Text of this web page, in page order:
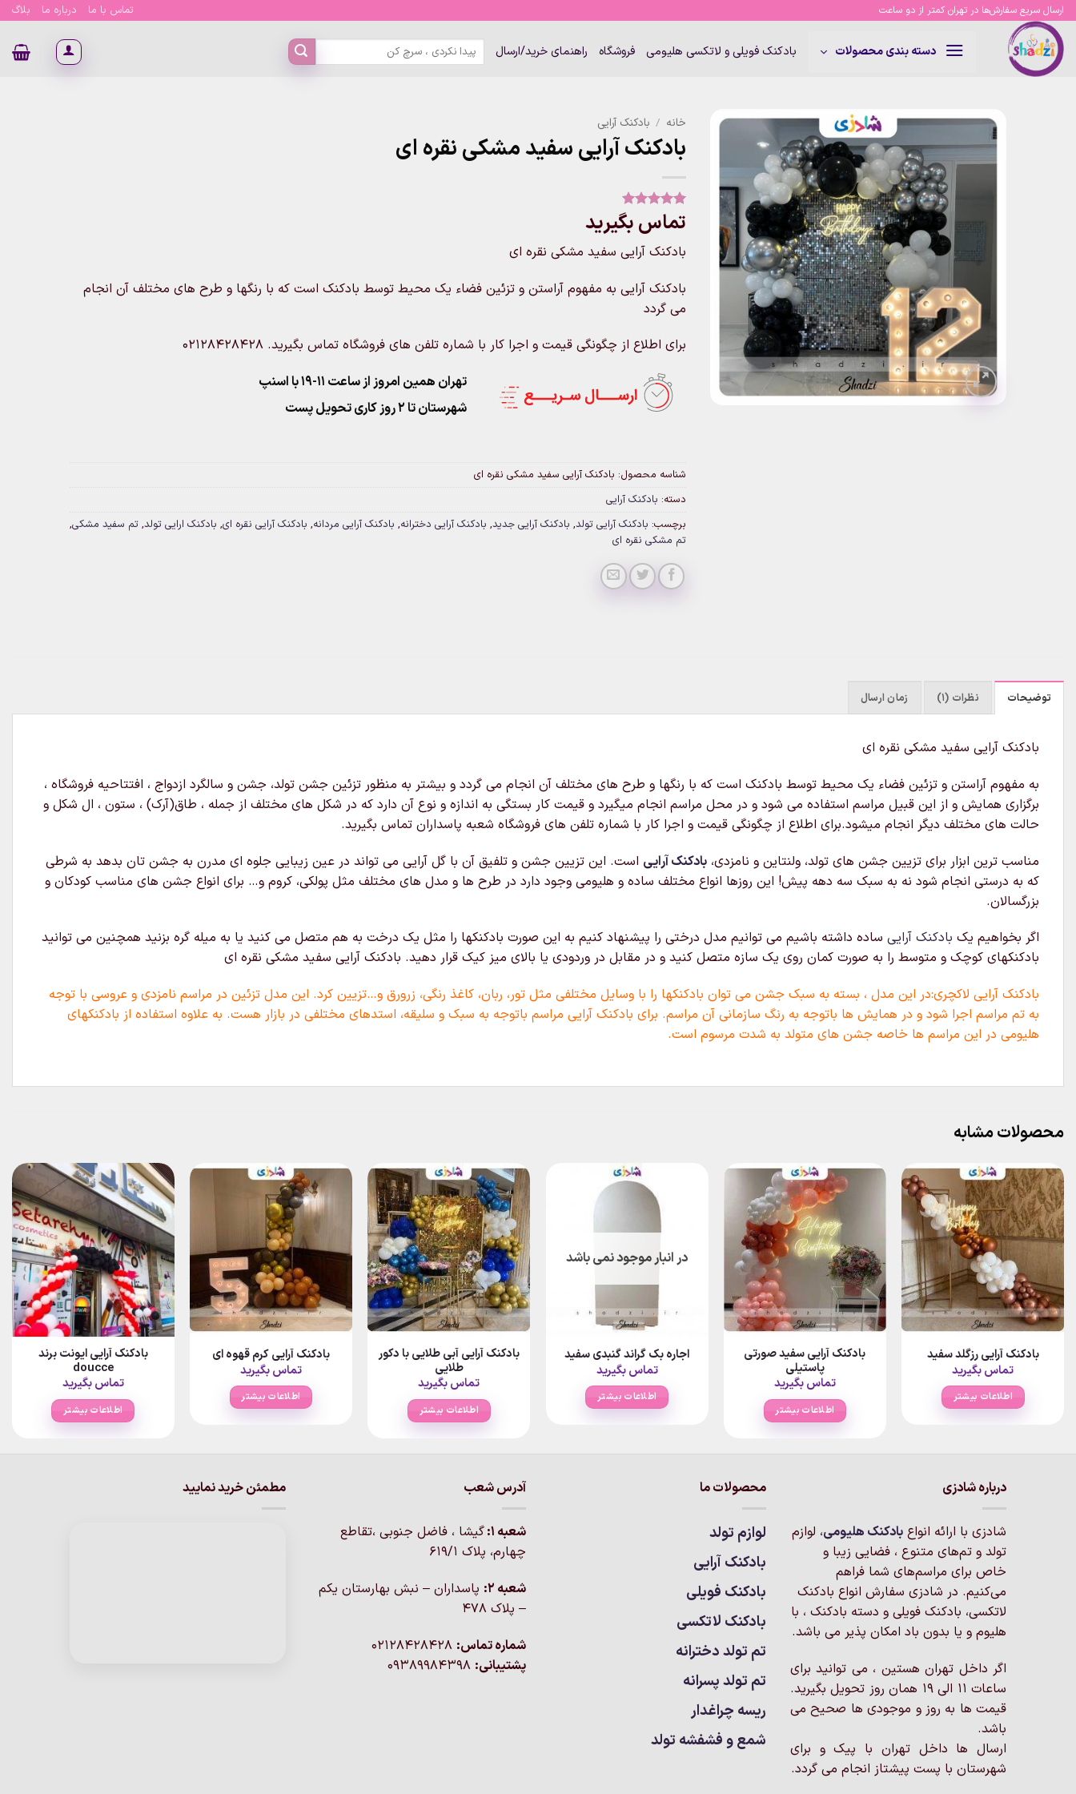
Skip
content
ارسال سریع سفارش‌ها در تهران کمتر از دو ساعت تماس با ما درباره ما بلاگ
دسته بندی محصولات بادکنک فویلی و لاتکسی هلیومی فروشگاه راهنمای خرید/ارسال
جستجو
برای:
خانه / بادکنک آرایی
بادکنک آرایی سفید مشکی نقره ای
امتیاز
از
5 امتیاز
1
تماس بگیرید
بادکنک آرایی سفید مشکی نقره ای
بادکنک آرایی به مفهوم آراستن و تزئین فضاء یک محیط توسط بادکنک است که با رنگها و طرح های مختلف آن انجام
می گردد
برای اطلاع از چگونگی قیمت و اجرا کار با شماره تلفن های فروشگاه تماس بگیرید. 02128428428
تهران همین امروز از ساعت ۱۱-۱۹ با اسنپ
شهرستان تا 2 روز کاری تحویل پست
شناسه محصول: بادکنک آرایی سفید مشکی نقره ای
دسته: بادکنک آرایی
برچسب: بادکنک آرایی تولد, بادکنک آرایی جدید, بادکنک آرایی دخترانه, بادکنک آرایی مردانه, بادکنک آرایی نقره ای, بادکنک ارایی تولد, تم سفید مشکی,
تم مشکی نقره ای
توضیحات نظرات (1) زمان ارسال
بادکنک آرایی سفید مشکی نقره ای
به مفهوم آراستن و تزئین فضاء یک محیط توسط بادکنک است که با رنگها و طرح های مختلف آن انجام می گردد و بیشتر به منظور تزئین جشن تولد، جشن و سالگرد ازدواج ، افتتاحیه فروشگاه ،
برگزاری همایش و از این قبیل مراسم استفاده می شود و در محل مراسم انجام میگیرد و قیمت کار بستگی به اندازه و نوع آن دارد که در شکل های مختلف از جمله ، طاق(آرک) ، ستون ، ال شکل و
حالت های مختلف دیگر انجام میشود.برای اطلاع از چگونگی قیمت و اجرا کار با شماره تلفن های فروشگاه شعبه پاسداران تماس بگیرید.
مناسب ترین ابزار برای تزیین جشن های تولد، ولنتاین و نامزدی، بادکنک آرایی است. این تزیین جشن و تلفیق آن با گل آرایی می تواند در عین زیبایی جلوه ای مدرن به جشن تان بدهد به شرطی
که به درستی انجام شود نه به سبک سه دهه پیش! این روزها انواع مختلف ساده و هلیومی وجود دارد در طرح ها و مدل های مختلف مثل پولکی، کروم و… برای انواع جشن های مناسب کودکان و
بزرگسالان.
اگر بخواهیم یک بادکنک آرایی ساده داشته باشیم می توانیم مدل درختی را پیشنهاد کنیم به این صورت بادکنکها را مثل یک درخت به هم متصل می کنید یا به میله گره بزنید همچنین می توانید
بادکنکهای کوچک و متوسط را به صورت کمان روی یک سازه متصل کنید و در مقابل در وردودی یا بالای میز کیک قرار دهید. بادکنک آرایی سفید مشکی نقره ای
بادکنک آرایی لاکچری:در این مدل ، بسته به سبک جشن می توان بادکنکها را با وسایل مختلفی مثل تور، ربان، کاغذ رنگی، زرورق و…تزیین کرد. این مدل تزئین در مراسم نامزدی و عروسی با توجه
به تم مراسم اجرا شود و در همایش ها باتوجه به رنگ سازمانی آن مراسم. برای بادکنک آرایی مراسم باتوجه به سبک و سلیقه، استدهای مختلفی در بازار هست. به علاوه استفاده از بادکنکهای
هلیومی در این مراسم ها خاصه جشن های متولد به شدت مرسوم است.
محصولات مشابه
بادکنک آرایی رزگلد سفید
تماس بگیرید
اطلاعات بیشتر
بادکنک آرایی سفید صورتی
پاستیلی
تماس بگیرید
اطلاعات بیشتر
در انبار موجود نمی باشد
اجاره بک گراند گنبدی سفید
تماس بگیرید
اطلاعات بیشتر
بادکنک آرایی آبی طلایی با دکور
طلایی
تماس بگیرید
اطلاعات بیشتر
بادکنک آرایی کرم قهوه ای
تماس بگیرید
اطلاعات بیشتر
بادکنک آرایی ایونت برند
doucce
تماس بگیرید
اطلاعات بیشتر
درباره شادزی
شادزی با ارائه انواع بادکنک‌ هلیومی، لوازم
تولد و تم‌های متنوع ، فضایی زیبا و
خاص برای مراسم‌های شما فراهم
می‌کنیم. در شادزی سفارش انواع بادکنک
لاتکسی، بادکنک فویلی و دسته بادکنک ، با
هلیوم و یا بدون باد امکان پذیر می باشد.
اگر داخل تهران هستین ، می توانید برای
ساعات 11 الی 19 همان روز تحویل بگیرید.
قیمت ها به روز و موجودی ها صحیح می
باشد.
ارسال ها داخل تهران با پیک و برای
شهرستان با پست پیشتاز انجام می گردد.
محصولات ما
لوازم تولد
بادکنک آرایی
بادکنک فویلی
بادکنک لاتکسی
تم تولد دخترانه
تم تولد پسرانه
ریسه چراغدار
شمع و فشفشه تولد
آدرس شعب
شعبه 1:
گيشا ، فاضل جنوبی ،تقاطع
چهارم، پلاک 619/1
شعبه 2:
پاسداران – نبش بهارستان یکم
– پلاک ۴۷۸
شماره تماس:
پشتیبانی:
مطمئن خرید نمایید